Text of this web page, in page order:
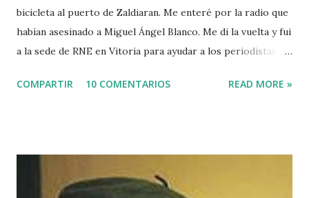
bicicleta al puerto de Zaldiaran. Me enteré por la radio que
habían asesinado a Miguel Ángel Blanco. Me di la vuelta y fui
a la sede de RNE en Vitoria para ayudar a los periodistas
pudiera ocurrir después de que se cumpliera el plazo de 48
Batasuna, Rufi Etxeberria, que hasta el año pasado fue
COMPARTIR 10 COMENTARIOS READ MORE »